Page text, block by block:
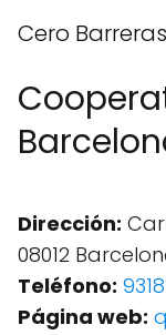
Cero Barreras
Dirección:
08012
Teléfono:
Página web: